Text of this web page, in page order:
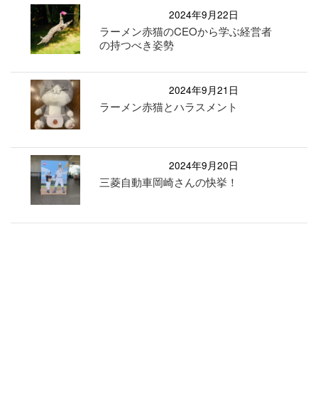
2024年9月22日
ラーメン赤猫のCEOから学ぶ経営者
の持つべき姿勢
2024年9月21日
ラーメン赤猫とハラスメント
2024年9月20日
三菱自動車岡崎さんの快挙！